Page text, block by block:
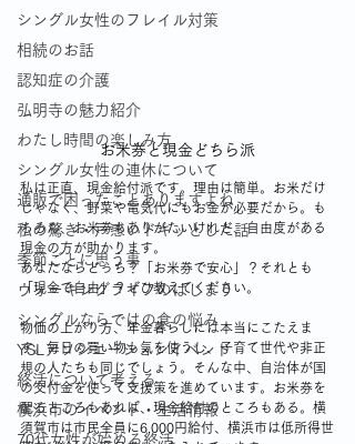
シングル女性のフレイル対策
相続のお話
認知症の介護
弘明寺の魅力紹介
わたし時間の楽しみ方
シングル女性の連休について
通販で困ったことありますよね
私の驚き・戸惑いドキッとした話
季節ごとに思う事
ウォーキングライフのはじまり
シングルならではの食の悩み
YSLアソシエーションイベント
終活について考える
横浜市のイベント・生活情報
70代女性が始める終活
お米券と現金どちら派
私は正直、現金給付派です。理由は簡単。お米だけ
じゃなく、野菜や電気代にもお金が必要だから。も
ちろん、お米券もありがたいけれど、自由度がある
現金の方が助かります。
あなたならどっち？「お米券で安心」？それとも
「現金で自由」？ぜひ教えてください。
物価の上がり方、年金暮らしには本当にこたえま
す。毎日の買い物も気を使うし、子育て世代や非正
規の人たちも同じでしょう。そんな中、自治体が国
の交付金を使って支援策を進めています。お米券を
配るところもあれば、現金給付のところもある。横
須賀市は市民全員に6,000円給付、横浜市は低所得世